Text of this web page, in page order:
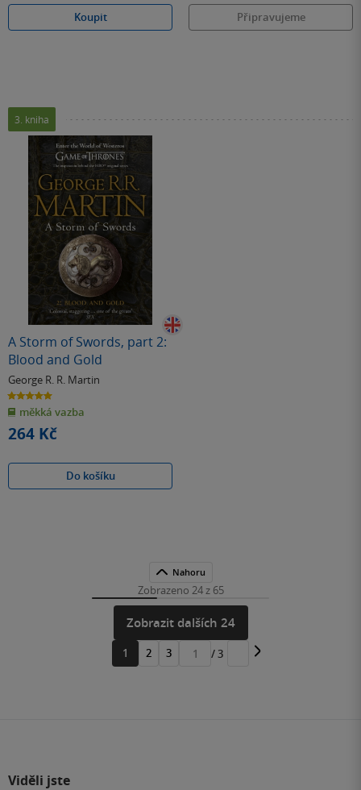
Koupit
Připravujeme
3. kniha
A Storm of Swords, part 2:
Blood and Gold
George R. R. Martin
5.0
z
5
hvězdiček
měkká vazba
264 Kč
Do košíku
Nahoru
Zobrazeno 24 z 65
Zobrazit dalších 24
1 2 3
Přejít
/ 3
Viděli jste